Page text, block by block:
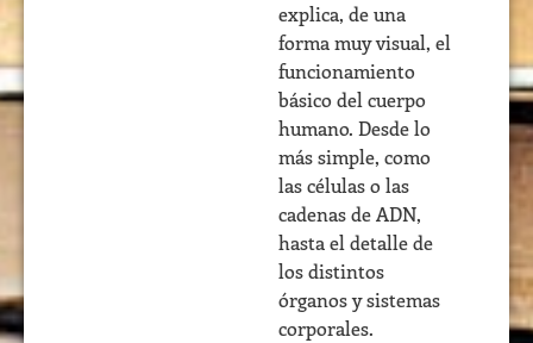
explica, de una
forma muy visual, el
funcionamiento
básico del cuerpo
humano. Desde lo
más simple, como
las células o las
cadenas de ADN,
hasta el detalle de
los distintos
órganos y sistemas
corporales.